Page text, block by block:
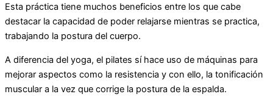
Esta práctica tiene muchos beneficios entre los que cabe
destacar la capacidad de poder relajarse mientras se practica,
trabajando la postura del cuerpo.
A diferencia del yoga, el pilates sí hace uso de máquinas para
mejorar aspectos como la resistencia y con ello, la tonificación
muscular a la vez que corrige la postura de la espalda.